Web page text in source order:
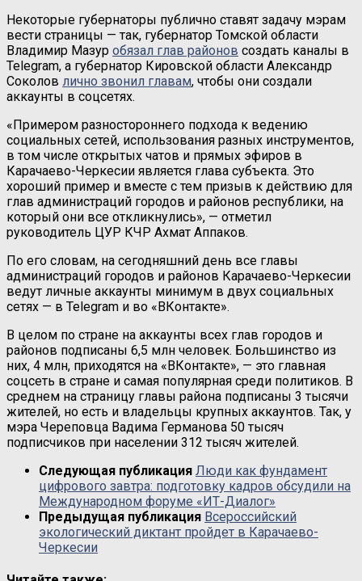
Некоторые губернаторы публично ставят задачу мэрам
вести страницы — так, губернатор Томской области
Владимир Мазур обязал глав районов создать каналы в
Telegram, а губернатор Кировской области Александр
Соколов лично звонил главам, чтобы они создали
аккаунты в соцсетях.
«Примером разностороннего подхода к ведению
социальных сетей, использования разных инструментов,
в том числе открытых чатов и прямых эфиров в
Карачаево-Черкесии является глава субъекта. Это
хороший пример и вместе с тем призыв к действию для
глав администраций городов и районов республики, на
который они все откликнулись», — отметил
руководитель ЦУР КЧР Ахмат Аппаков.
По его словам, на сегодняшний день все главы
администраций городов и районов Карачаево-Черкесии
ведут личные аккаунты минимум в двух социальных
сетях — в Telegram и во «ВКонтакте».
В целом по стране на аккаунты всех глав городов и
районов подписаны 6,5 млн человек. Большинство из
них, 4 млн, приходятся на «ВКонтакте», — это главная
соцсеть в стране и самая популярная среди политиков. В
среднем на страницу главы района подписаны 3 тысячи
жителей, но есть и владельцы крупных аккаунтов. Так, у
мэра Череповца Вадима Германова 50 тысяч
подписчиков при населении 312 тысяч жителей.
Следующая публикация Люди как фундамент
цифрового завтра: подготовку кадров обсудили на
Международном форуме «ИТ-Диалог»
Предыдущая публикация Всероссийский
экологический диктант пройдет в Карачаево-
Черкесии